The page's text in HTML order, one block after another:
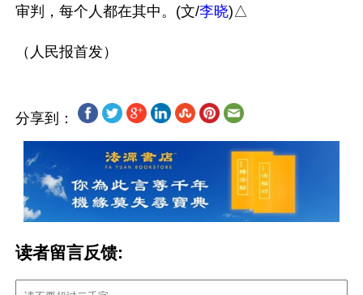
审判，每个人都在其中。(文/李晓)△
分享到：
读者留言反馈: